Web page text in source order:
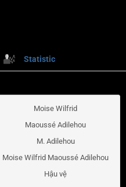
Statistic
Moise Wilfrid
Maoussé Adilehou
M. Adilehou
Moise Wilfrid Maoussé Adilehou
Hậu vệ